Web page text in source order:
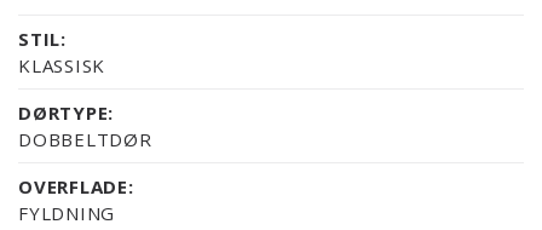
STIL:
KLASSISK
DØRTYPE:
DOBBELTDØR
OVERFLADE:
FYLDNING